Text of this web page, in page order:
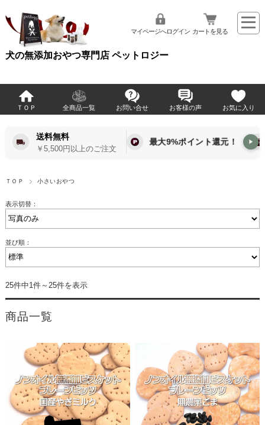
犬の無添加おやつ専門店 ペットロジー
マイページへログイン カートを見る
ＴＯＰ 全商品一覧 お問い合せ お客様の声 お気に入り
送料無料
￥5,500円以上のご注文
最大9%ポイント還元！ ▶
ＴＯＰ 小さいおやつ
表示切替：
並び順：
25件中1件～25件を表示
商品一覧